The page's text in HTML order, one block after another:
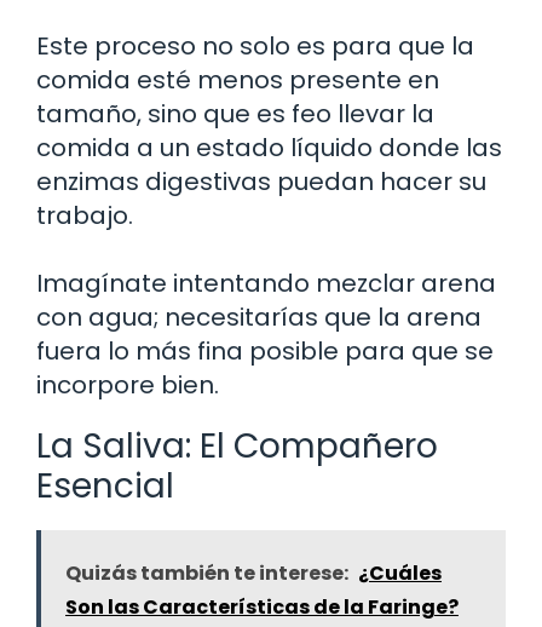
Este proceso no solo es para que la
comida esté menos presente en
tamaño, sino que es feo llevar la
comida a un estado líquido donde las
enzimas digestivas puedan hacer su
trabajo.
Imagínate intentando mezclar arena
con agua; necesitarías que la arena
fuera lo más fina posible para que se
incorpore bien.
La Saliva: El Compañero
Esencial
Quizás también te interese: ¿Cuáles
Son las Características de la Faringe?